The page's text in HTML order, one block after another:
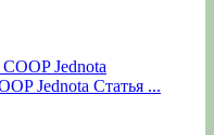
Jednota Статья ...